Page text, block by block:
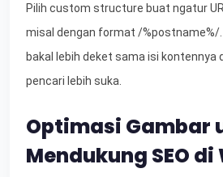
Pilih custom structure buat ngatur
misal dengan format /%postname%/.
bakal lebih deket sama isi kontennya
pencari lebih suka.
Optimasi Gambar
Mendukung SEO